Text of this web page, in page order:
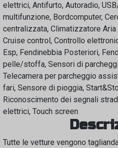
elettrici, Antifurto, Autoradio,
multifunzione, Bordcomputer,
centralizzata, Climatizzatore
Cruise control, Controllo
Esp, Fendinebbia Posteriori,
pelle/stoffa, Sensori di
Telecamera per parcheggio
fari, Sensore di pioggia,
Riconoscimento dei segnali
elettrici, Touch screen
Tutte le vetture vengono